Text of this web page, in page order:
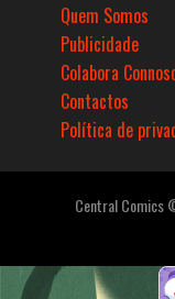
Quem Somos
Publicidade
Colabora
Contactos
Política de
Central Comics